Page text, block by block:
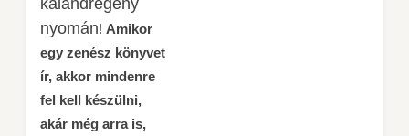
kalandregény
nyomán! Amikor
egy zenész könyvet
ír, akkor mindenre
fel kell készülni,
akár még arra is,